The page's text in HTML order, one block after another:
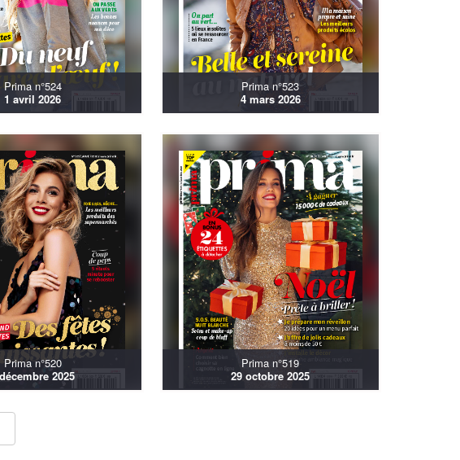
Prima n°524
1 avril 2026
Prima n°523
4 mars 2026
Prima n°520
2025
Prima n°519
29 octobre 2025